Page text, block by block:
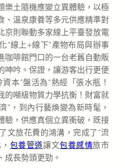
樂土隨機應變立異體驗，以極
、溫泉康養等多元供應精準對
京則聯動多家線上平臺發放電
“線上+線下”產物布局與辦事
咖啡館門口的一台老舊自動販
呻吟。保證，讓游客出行更便
本”盤活為“熱經「張水瓶！
的噸級物質力學抗衡！財富就
”，到內行藝煥變為新時髦，
驗，供應真個立異衝破，既接
文旅花費的鴻溝，完成了“流
包養管道讓文包養感情旅市
成長勢頭更勁。